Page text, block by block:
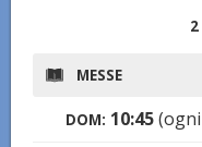
MESSE
DOM: 10:45